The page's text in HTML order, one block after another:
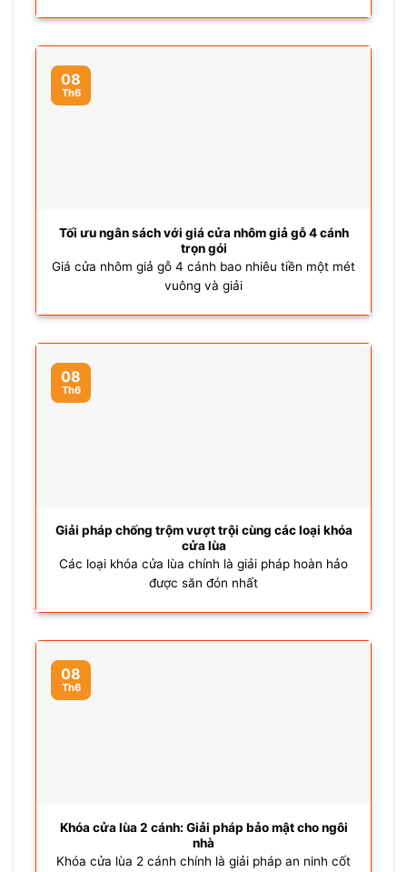
Tối ưu ngân sách với giá cửa nhôm giả gỗ 4 cánh
trọn gói
Giá cửa nhôm giả gỗ 4 cánh bao nhiêu tiền một mét
vuông và giải
08
Th6
Giải pháp chống trộm vượt trội cùng các loại khóa
cửa lùa
Các loại khóa cửa lùa chính là giải pháp hoàn hảo
được săn đón nhất
08
Th6
Khóa cửa lùa 2 cánh: Giải pháp bảo mật cho ngôi
nhà
Khóa cửa lùa 2 cánh chính là giải pháp an ninh cốt
08
Th6